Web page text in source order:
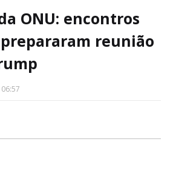
ONU: encontros
reunião
06:57